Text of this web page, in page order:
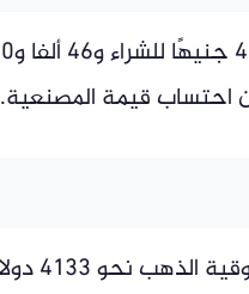
احتساب قيمة المصنعية.